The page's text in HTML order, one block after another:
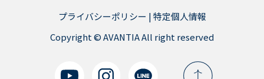
プライバシーポリシー |特定個人情報
Copyright © AVANTIA All right reserved